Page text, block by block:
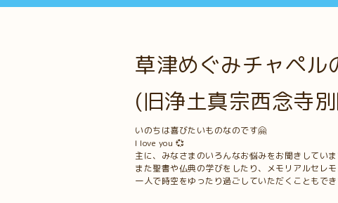
草津めぐみチャペル
(旧浄土真宗西念寺
いのちは喜びたいものなのです🤗
I love you 💞
主に、みなさまのいろんなお悩みをお聞きしていま
また聖書や仏典の学びをしたり、メモリアルセレ
一人で時空をゆったり過ごしていただくこともでき